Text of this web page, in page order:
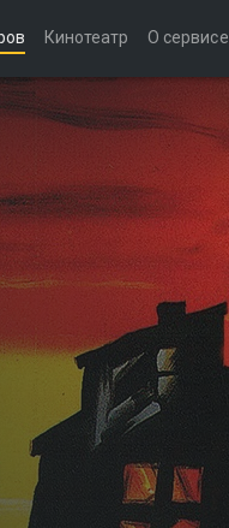
Кинотеатр О сервисе